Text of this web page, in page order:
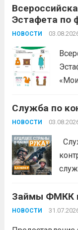
продолжается
обучающем
ориентировано
Эстафета по
«Мои
НОВОСТИ
Служба по
НОВОСТИ
Займы ФМКК
НОВОСТИ